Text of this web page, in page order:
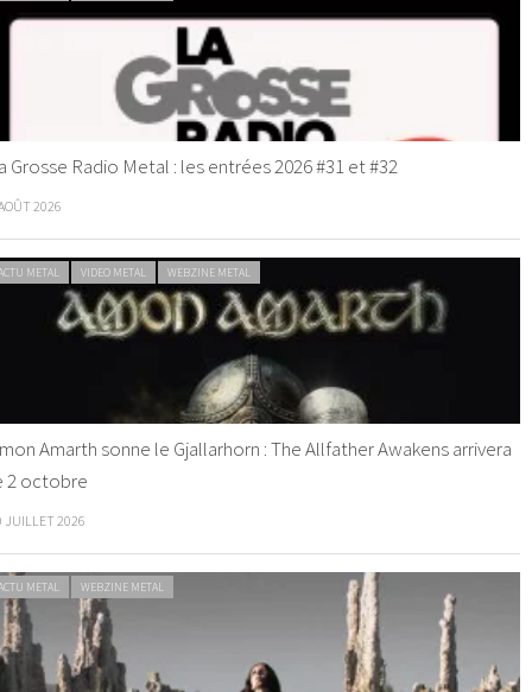
Grosse Radio Metal : les entrées 2026 #31 et #32
2026
METAL VIDEO METAL WEBZINE METAL
Amarth sonne le Gjallarhorn : The Allfather Awakens arrivera
2 octobre
JUILLET 2026
METAL WEBZINE METAL